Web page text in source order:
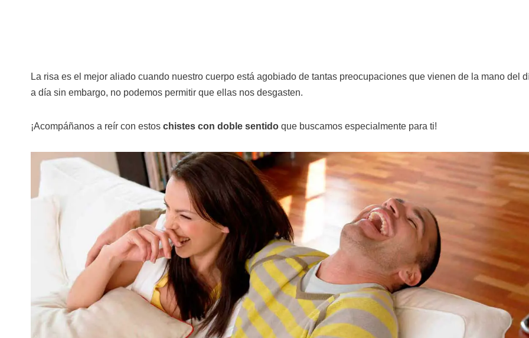
La risa es el mejor aliado cuando nuestro cuerpo está agobiado de tantas preocupaciones que vienen de la mano del
a día sin embargo, no podemos permitir que ellas nos desgasten.
¡Acompáñanos a reír con estos chistes con doble sentido que buscamos especialmente para ti!